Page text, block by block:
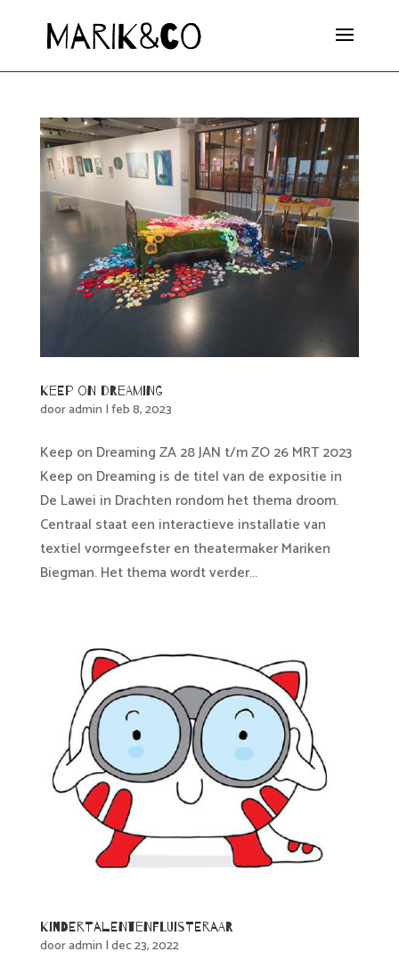
Keep on Dreaming
dooradmin |feb 8, 2023
Keep on Dreaming ZA 28 JAN t/m ZO 26 MRT 2023
Keep on Dreaming is de titel van de expositie in
De Lawei in Drachten rondom het thema droom.
Centraal staat een interactieve installatie van
textiel vormgeefster en theatermaker Mariken
Biegman. Het thema wordt verder...
Kindertalentenfluisteraar
dooradmin |dec 23, 2022